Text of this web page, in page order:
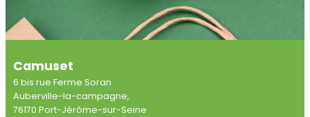
Camuset
6 bis rue Ferme Soran
Auberville-la-campagne,
76170 Port-Jérôme-sur-Seine